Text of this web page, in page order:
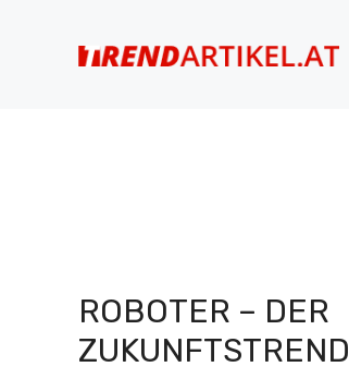
ROBOTER – DER
ZUKUNFTSTREND